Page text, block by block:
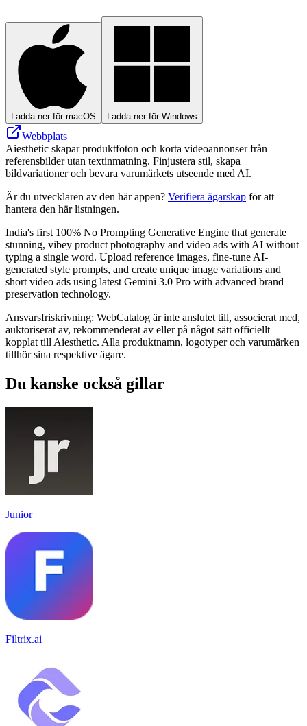
Ladda ner för macOS Ladda ner för Windows
Webbplats
Aiesthetic skapar produktfoton och korta videoannonser från
referensbilder utan textinmatning. Finjustera stil, skapa
bildvariationer och bevara varumärkets utseende med AI.
Är du utvecklaren av den här appen? Verifiera ägarskap för att
hantera den här listningen.
India's first 100% No Prompting Generative Engine that generate
stunning, vibey product photography and video ads with AI without
typing a single word. Upload reference images, fine-tune AI-
generated style prompts, and create unique image variations and
short video ads using latest Gemini 3.0 Pro with advanced brand
preservation technology.
Ansvarsfriskrivning: WebCatalog är inte anslutet till, associerat med,
auktoriserat av, rekommenderat av eller på något sätt officiellt
kopplat till Aiesthetic. Alla produktnamn, logotyper och varumärken
tillhör sina respektive ägare.
Du kanske också gillar
Junior
Filtrix.ai